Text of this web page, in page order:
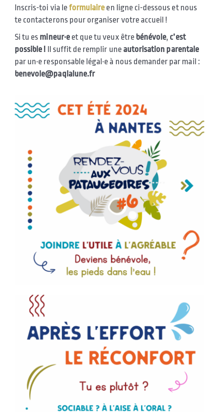
Inscris-toi via leformulaire en ligne ci-dessous et nous
te contacterons pour organiser votre accueil !
Si tu es mineur·eet que tu veux être bénévole, c’est
possible ! Il suffit de remplir uneautorisation parentale
par un·e responsable légal·e à nous demander par mail :
benevole@paqlalune.fr